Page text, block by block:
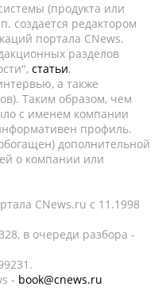
(продукта или
создается редактором
портала CNews.
разделов
статьи,
а также
Таким образом, чем
с именем компании
профиль.
дополнительной
о компании или
CNews.ru c 11.1998
в очереди разбора -
- book@cnews.ru